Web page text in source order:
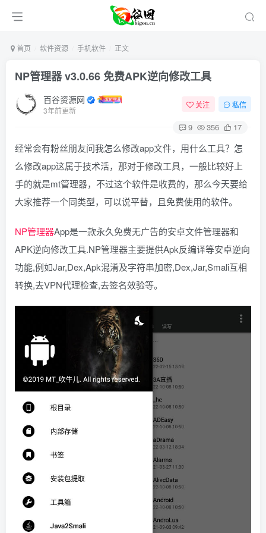
首页 软件资源 手机软件 正文
NP管理器 v3.0.66 免费APK逆向修改工具
百谷资源网
3年前更新
关注 私信
9 356 17
经常会有粉丝朋友问我怎么修改app文件，用什么工具？怎
么修改app这属于技术活，那对于修改工具，一般比较好上
手的就是mt管理器，不过这个软件是收费的，那么今天要给
大家推荐一个同类型，可以说平替，且免费使用的软件。
NP管理器App是一款永久免费无广告的安卓文件管理器和
APK逆向修改工具.NP管理器主要提供Apk反编译等安卓逆向
功能,例如Jar,Dex,Apk混淆及字符串加密,Dex,Jar,Smali互相
转换,去VPN代理检查,去签名效验等。